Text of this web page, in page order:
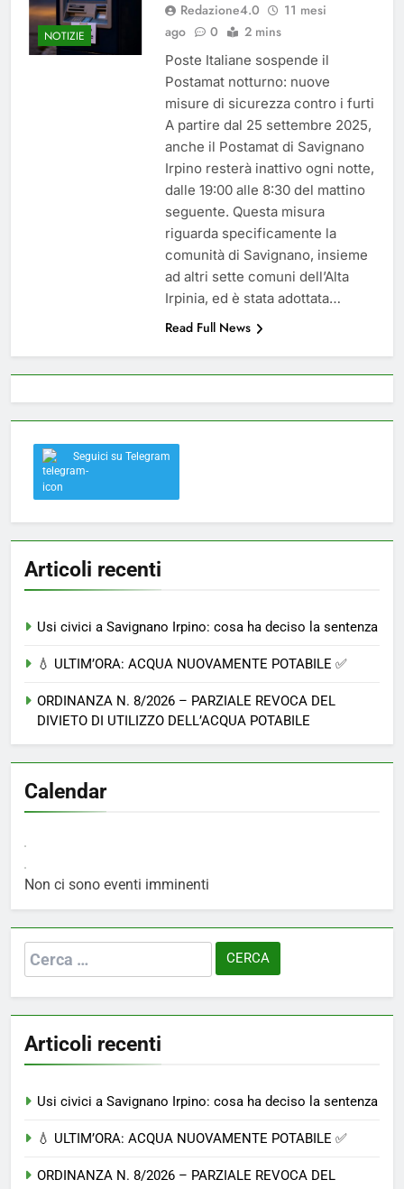
Mangiaplastica: Più ricicli, più
risparmi!
10 Mesi Ago
Postamat chiuso di notte a
Savignano: misura anti-rapina
fino alle 8:30
11 Mesi Ago
💡 Savignano 4.0 si rinnova: scopri
la nuova grafica del blog dedicato
al futuro del nostro paese
1 Anno Ago
🌤️ Nuova Webcam Live per il
Meteo a Savignano Irpino!
2 Anni Ago
Test IT-alert l’11 ottobre:
messaggio sui cellulari anche a
Savignano
2 Anni Ago
NOTIZIE
Redazione4.0
11 mesi
ago
0 2 mins
Poste Italiane sospende il
Postamat notturno: nuove
misure di sicurezza contro i furti
A partire dal 25 settembre 2025,
anche il Postamat di Savignano
Irpino resterà inattivo ogni notte,
dalle 19:00 alle 8:30 del mattino
seguente. Questa misura
riguarda specificamente la
comunità di Savignano, insieme
ad altri sette comuni dell’Alta
Irpinia, ed è stata adottata…
Read Full News
Seguici su Telegram
Articoli recenti
Usi civici a Savignano Irpino: cosa ha deciso la sentenza
💧 ULTIM’ORA: ACQUA NUOVAMENTE POTABILE ✅
ORDINANZA N. 8/2026 – PARZIALE REVOCA DEL
DIVIETO DI UTILIZZO DELL’ACQUA POTABILE
Calendar
Non ci sono eventi imminenti
Ricerca
per:
Articoli recenti
Usi civici a Savignano Irpino: cosa ha deciso la sentenza
💧 ULTIM’ORA: ACQUA NUOVAMENTE POTABILE ✅
ORDINANZA N. 8/2026 – PARZIALE REVOCA DEL